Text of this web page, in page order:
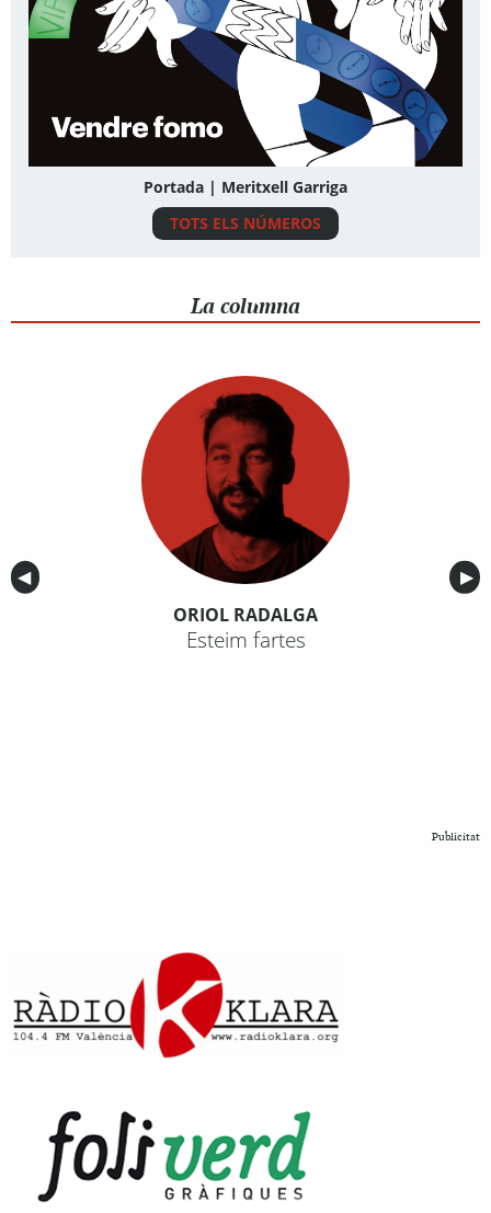
Portada | Meritxell Garriga
TOTS ELS NÚMEROS
La columna
Anterior
◀︎ ▶︎
ORIOL RADALGA
Esteim fartes
Publicitat